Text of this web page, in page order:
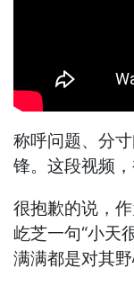
称呼问题、分
锋。这段视频
很抱歉的说，
屹芝一句“小天
满满都是对其野